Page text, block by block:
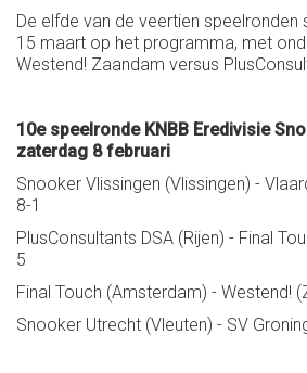
De elfde van de veertien
15 maart op het programma, met
Westend! Zaandam versus
10e speelronde KNBB Eredivisie
zaterdag 8 februari
Snooker Vlissingen (Vlissingen) -
8-1
PlusConsultants DSA (Rijen) - Final
5
Final Touch (Amsterdam) - Westend!
Snooker Utrecht (Vleuten) - SV